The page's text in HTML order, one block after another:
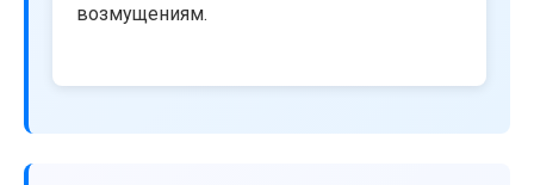
возмущениям.